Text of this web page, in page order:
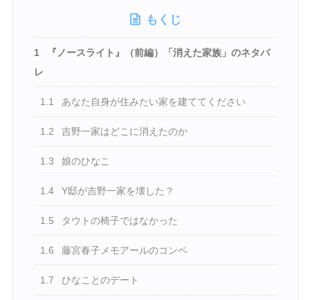
もくじ
1
『ノースライト』（前編）「消えた家族」のネタバ
レ
1.1 あなた自身が住みたい家を建ててください
1.2 吉野一家はどこに消えたのか
1.3 娘のひなこ
1.4 Y邸が吉野一家を壊した？
1.5 タウトの椅子ではなかった
1.6 藤宮春子メモアールのコンペ
1.7 ひなことのデート